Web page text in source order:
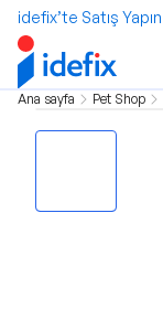
idefix’te Satış Yapın
Ana sayfa Pet Shop